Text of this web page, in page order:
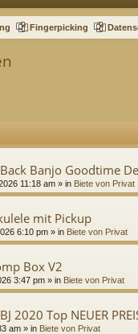
Fingerpicking
Suche
Banjo Goodtime
11:18 am » in Biete von Privat
mit Pickup
6:10 pm » in Biete von Privat
Box V2
3:47 pm » in Biete von Privat
2020 Top NEUER
am » in Biete von Privat